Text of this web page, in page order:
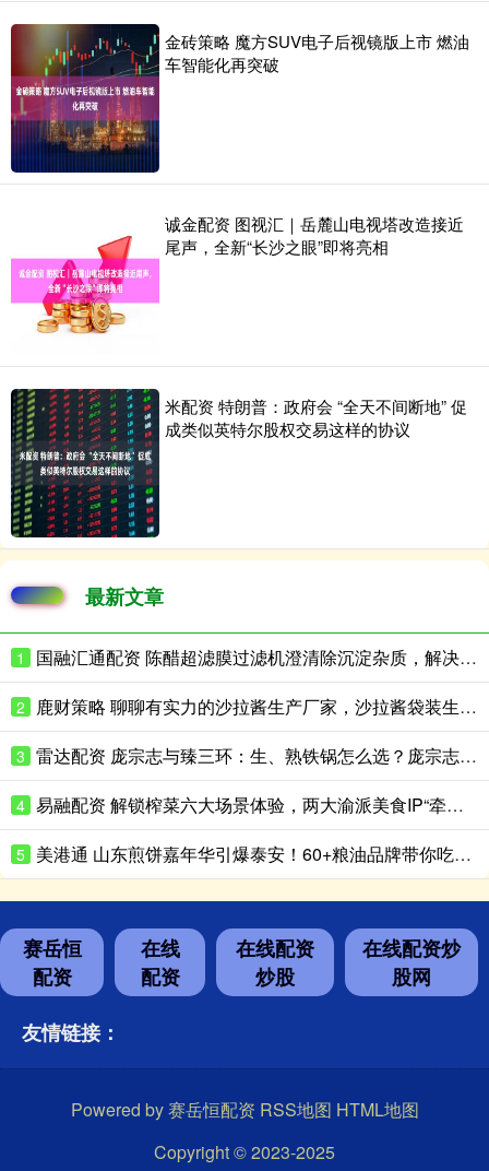
金砖策略 魔方SUV电子后视镜版上市 燃油
车智能化再突破
诚金配资 图视汇｜岳麓山电视塔改造接近
尾声，全新“长沙之眼”即将亮相
米配资 特朗普：政府会 “全天不间断地” 促
成类似英特尔股权交易这样的协议
最新文章
1 国融汇通配资 陈醋超滤膜过滤机澄清除沉淀杂质，解决返浑难题
2 鹿财策略 聊聊有实力的沙拉酱生产厂家，沙拉酱袋装生产性价比高的推荐
3 雷达配资 庞宗志与臻三环：生、熟铁锅怎么选？庞宗志更适合日常家用
4 易融配资 解锁榨菜六大场景体验，两大渝派美食IP“牵手”成功
5 美港通 山东煎饼嘉年华引爆泰安！60+粮油品牌带你吃出新花样
赛岳恒
配资
在线
配资
在线配资
炒股
在线配资炒
股网
友情链接：
Powered by赛岳恒配资 RSS地图 HTML地图
Copyright© 2023-2025